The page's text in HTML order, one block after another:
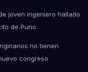
joven ingeniero hallado
de Puno
no tienen
congreso